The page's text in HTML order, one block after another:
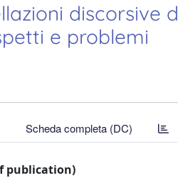
discorsive
e problemi
Scheda completa (DC)
publication)